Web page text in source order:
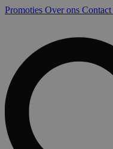
Promoties Over ons Contact